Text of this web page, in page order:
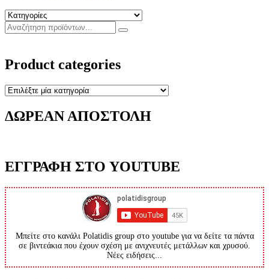
Product categories
ΔΩΡΕΑΝ ΑΠΟΣΤΟΛΗ
ΕΓΓΡΑΦΗ ΣΤΟ YOUTUBE
Μπείτε στο κανάλι Polatidis group στο youtube για να δείτε τα πάντα
σε βιντεάκια που έχουν σχέση με ανιχνευτές μετάλλων και χρυσού.
Νέες ειδήσεις...